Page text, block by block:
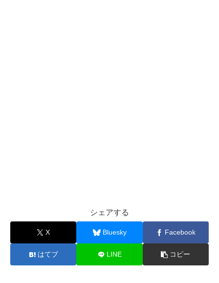
シェアする
X Bluesky Facebook
はてブ LINE コピー